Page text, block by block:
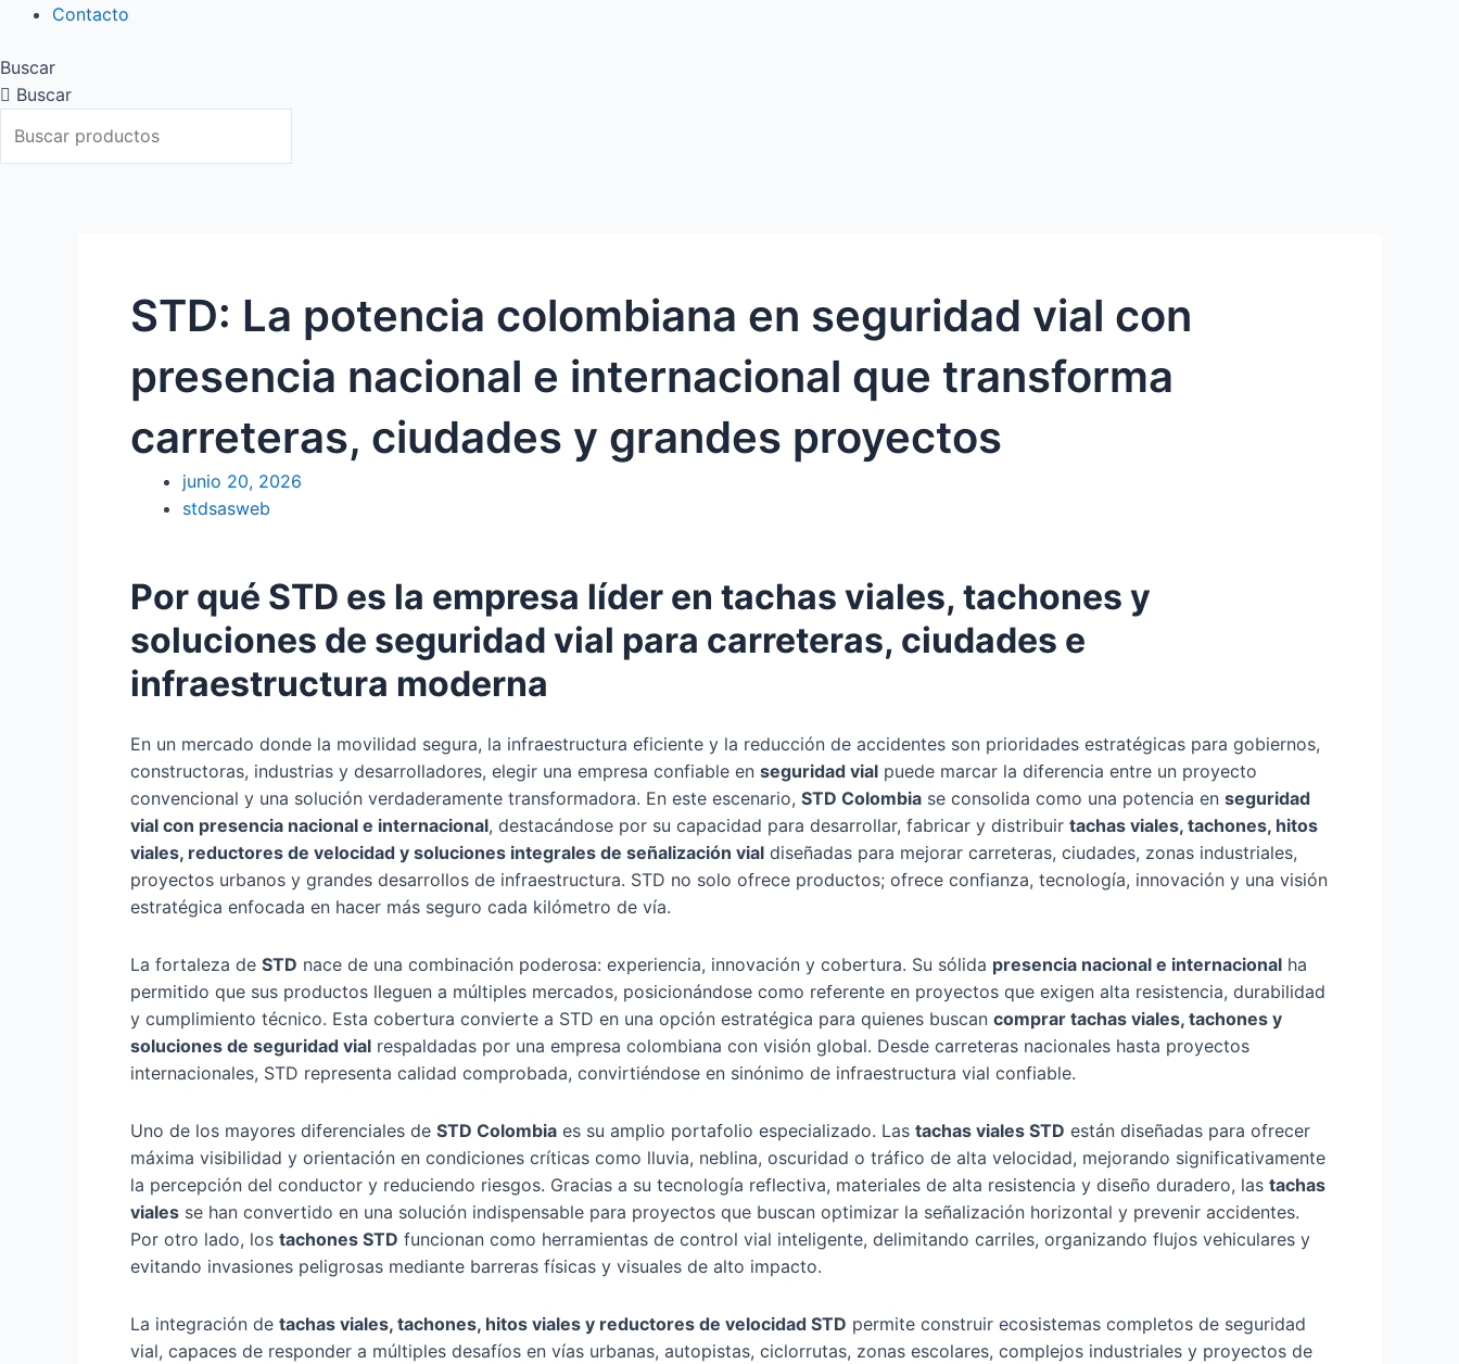
Contacto
Buscar
Buscar
STD: La potencia colombiana en seguridad vial con
presencia nacional e internacional que transforma
carreteras, ciudades y grandes proyectos
junio 20, 2026
stdsasweb
Por qué STD es la empresa líder en tachas viales, tachones y
soluciones de seguridad vial para carreteras, ciudades e
infraestructura moderna
En un mercado donde la movilidad segura, la infraestructura eficiente y la reducción de accidentes son prioridades estratégicas para gobiernos,
constructoras, industrias y desarrolladores, elegir una empresa confiable en seguridad vial puede marcar la diferencia entre un proyecto
convencional y una solución verdaderamente transformadora. En este escenario, STD Colombia se consolida como una potencia en seguridad
vial con presencia nacional e internacional, destacándose por su capacidad para desarrollar, fabricar y distribuir tachas viales, tachones, hitos
viales, reductores de velocidad y soluciones integrales de señalización vial diseñadas para mejorar carreteras, ciudades, zonas industriales,
proyectos urbanos y grandes desarrollos de infraestructura. STD no solo ofrece productos; ofrece confianza, tecnología, innovación y una visión
estratégica enfocada en hacer más seguro cada kilómetro de vía.
La fortaleza de STD nace de una combinación poderosa: experiencia, innovación y cobertura. Su sólida presencia nacional e internacional ha
permitido que sus productos lleguen a múltiples mercados, posicionándose como referente en proyectos que exigen alta resistencia, durabilidad
y cumplimiento técnico. Esta cobertura convierte a STD en una opción estratégica para quienes buscan comprar tachas viales, tachones y
soluciones de seguridad vial respaldadas por una empresa colombiana con visión global. Desde carreteras nacionales hasta proyectos
internacionales, STD representa calidad comprobada, convirtiéndose en sinónimo de infraestructura vial confiable.
Uno de los mayores diferenciales de STD Colombia es su amplio portafolio especializado. Las tachas viales STD están diseñadas para ofrecer
máxima visibilidad y orientación en condiciones críticas como lluvia, neblina, oscuridad o tráfico de alta velocidad, mejorando significativamente
la percepción del conductor y reduciendo riesgos. Gracias a su tecnología reflectiva, materiales de alta resistencia y diseño duradero, las tachas
viales se han convertido en una solución indispensable para proyectos que buscan optimizar la señalización horizontal y prevenir accidentes.
Por otro lado, los tachones STD funcionan como herramientas de control vial inteligente, delimitando carriles, organizando flujos vehiculares y
evitando invasiones peligrosas mediante barreras físicas y visuales de alto impacto.
La integración de tachas viales, tachones, hitos viales y reductores de velocidad STD permite construir ecosistemas completos de seguridad
vial, capaces de responder a múltiples desafíos en vías urbanas, autopistas, ciclorrutas, zonas escolares, complejos industriales y proyectos de